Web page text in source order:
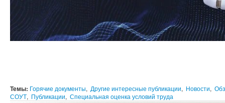
Темы: Горячие документы, Другие интересные публикации, Новости,
СОУТ, Публикации, Специальная оценка условий труда